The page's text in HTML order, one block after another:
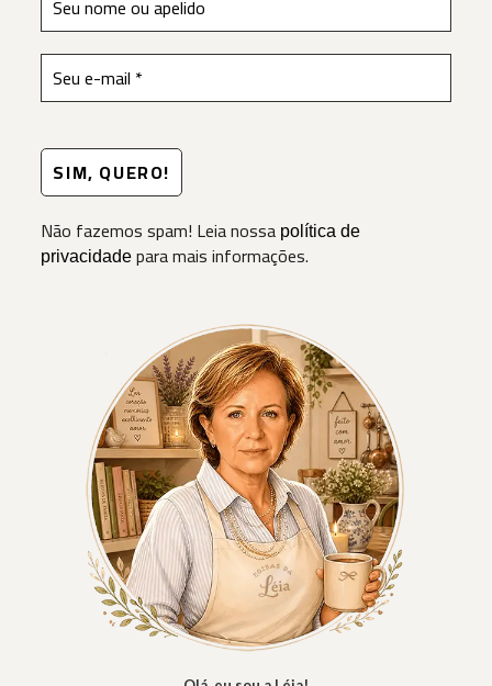
Não fazemos spam! Leia nossa política de
privacidade para mais informações.